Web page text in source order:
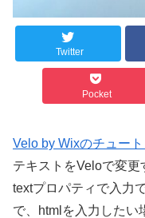
Twitter
Pocket
Velo by Wixのチュー
テキストをVeloで変更
textプロパティで入力
で、htmlを入力したい